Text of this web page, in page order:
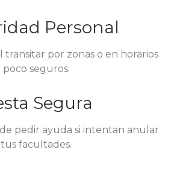
Personal
por zonas o en horarios
poco seguros.
Segura
pedir ayuda si intentan anular
tus facultades.